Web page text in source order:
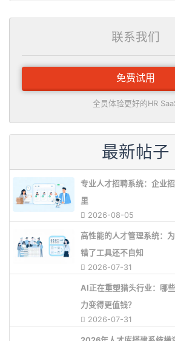
联系我们
免费试用
全员体验更好的HR
最新帖子
专业人才招聘系统：企业
里
2026-08-05
高性能的人才管理系统：
错了工具还不自知
2026-07-31
AI正在重塑猎头行业：哪
力变得更值钱？
2026-07-31